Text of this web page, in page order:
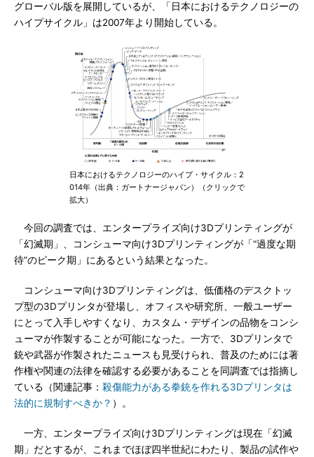
グローバル版を展開しているが、「日本におけるテクノロジーの
ハイプサイクル」は2007年より開始している。
日本におけるテクノロジーのハイプ・サイクル：2
014年（出典：ガートナージャパン）（クリックで
拡大）
今回の調査では、エンタープライズ向け3Dプリンティングが
「幻滅期」、コンシューマ向け3Dプリンティングが「“過度な期
待”のピーク期」にあるという結果となった。
コンシューマ向け3Dプリンティングは、低価格のデスクトッ
プ型の3Dプリンタが登場し、オフィスや研究所、一般ユーザー
にとって入手しやすくなり、カスタム・デザインの品物をコンシ
ューマが作製することが可能になった。一方で、3Dプリンタで
銃や武器が作製されたニュースも見受けられ、普及のためには著
作権や関連の法律を確認する必要があることを同調査では指摘し
ている（関連記事： 殺傷能力がある拳銃を作れる3Dプリンタは
法的に規制すべきか？ ）。
一方、エンタープライズ向け3Dプリンティングは現在「幻滅
期」だとするが、これまでほぼ四半世紀にわたり、製品の試作や